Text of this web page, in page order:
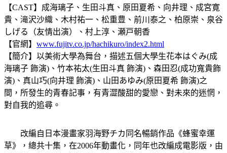
【CAST】成海璃子、生田斗真、原田夏希、向井理、成宮寛
貴、滝沢沙織、木村祐一、松重豊、前川泰之、柏原崇、泉谷
しげる（友情出演）、村上淳、瀬戸朝香
【官網】 www.fujitv.co.jp/hachikuro/index2.html
【簡介】以美術大學為舞台，描述五個大學生花本はぐみ(成
海璃子 飾演)、竹本祐太(生田斗真 飾演)、森田忍(成功寬貴飾
演)、真山巧(向井理 飾演)、山田あゆみ(原田夏希 飾演)之
間，所發生的青春記事，有青澀酸甜的愛戀、對未來的迷惘，
對自我的追尋。
改編自日本漫畫家羽海野チカ同名暢銷作品《蜂蜜幸運
草》，總共十集，在2006年動畫化，同年也改編成電影版，由